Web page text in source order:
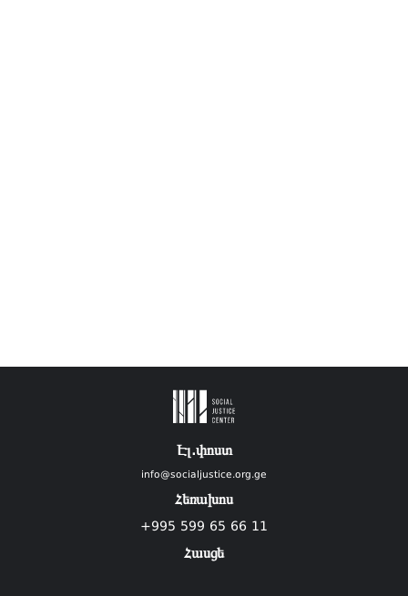
Էլ.փոստ
info@socialjustice.org.ge
Հեռախոս
+995 599 65 66 11
Հասցե